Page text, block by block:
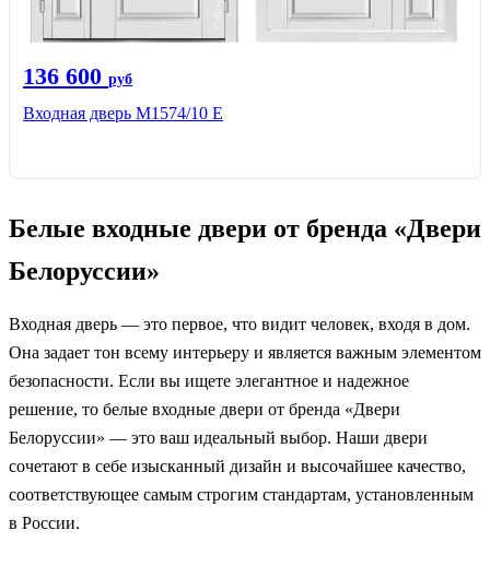
136 600 руб
Входная дверь М1574/10 Е
Белые входные двери от бренда «Двери
Белоруссии»
Входная дверь — это первое, что видит человек, входя в дом.
Она задает тон всему интерьеру и является важным элементом
безопасности. Если вы ищете элегантное и надежное
решение, то белые входные двери от бренда «Двери
Белоруссии» — это ваш идеальный выбор. Наши двери
сочетают в себе изысканный дизайн и высочайшее качество,
соответствующее самым строгим стандартам, установленным
в России.